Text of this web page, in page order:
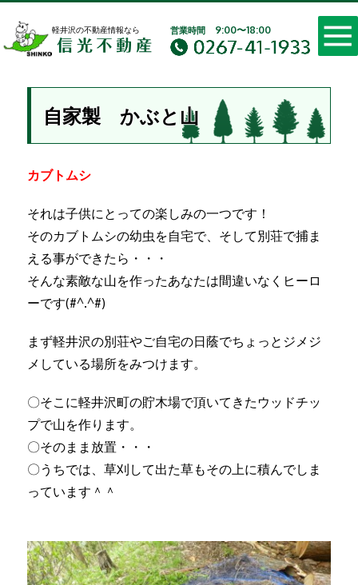
軽井沢の不動産情報なら
軽井沢の不動産 別荘
営業時間 9:00〜18:00
自家製 かぶと山
カブトムシ
それは子供にとっての楽しみの一つです！
そのカブトムシの幼虫を自宅で、そして別荘で捕ま
える事ができたら・・・
そんな素敵な山を作ったあなたは間違いなくヒーロ
ーです(#^.^#)
まず軽井沢の別荘やご自宅の日蔭でちょっとジメジ
メしている場所をみつけます。
〇そこに軽井沢町の貯木場で頂いてきたウッドチッ
プで山を作ります。
〇そのまま放置・・・
〇うちでは、草刈して出た草もその上に積んでしま
っています＾＾